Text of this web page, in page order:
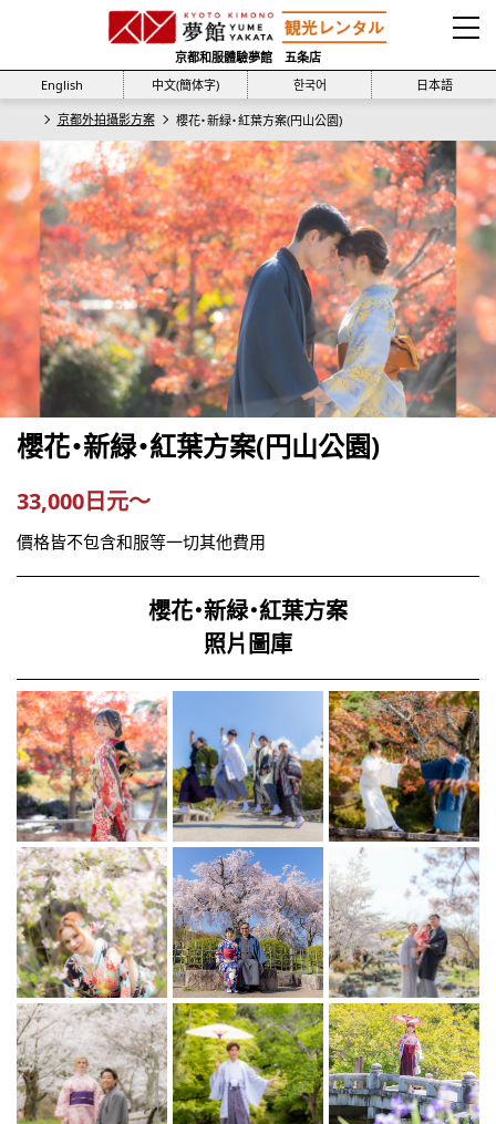
京都和服體驗夢館 五条店
English
中文(簡体字) 한국어 日本語
京都外拍攝影方案 櫻花・新緑・紅葉方案(円山公園)
櫻花・新緑・紅葉方案(円山公園)
33,000日元～
價格皆不包含和服等一切其他費用
櫻花・新緑・紅葉方案
照片圖庫